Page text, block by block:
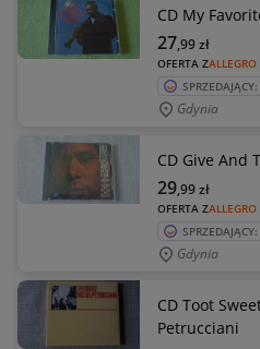
CD My
OFERTA ZALLEGRO
27,99zł
Gdynia
CD Give And
OFERTA ZALLEGRO
29,99zł
Gdynia
CD Toot
Petrucciani